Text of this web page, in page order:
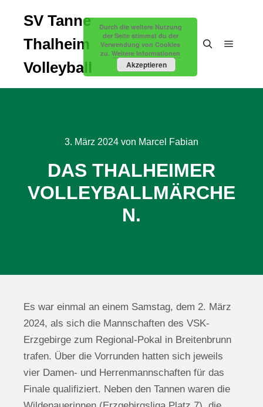
SV Tanne
Thalheim
Volleyball
3. März 2024 von Marcel Fabian
DAS THALHEIMER
VOLLEYBALLMÄRCHE
N.
Es war einmal an einem Samstag, dem 2. März
2024, als sich die Mannschaften des VSK-
Erzgebirge zum Regional-Pokal in Breitenbrunn
trafen. Über die Vorrunden hatten sich jeweils
vier Damen- und Herrenmannschaften für das
Finale qualifiziert. Neben den Tannen waren die
Durch die weitere Nutzung
der Seite stimmst du der
Verwendung von Cookies
zu. Weitere Informationen
Akzeptieren